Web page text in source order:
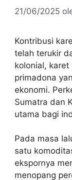
21/06/2025
Kontribusi
telah terukir
kolonial,
primadona
ekonomi.
Sumatra dan
utama bagi
Pada masa
satu
ekspornya
menopang